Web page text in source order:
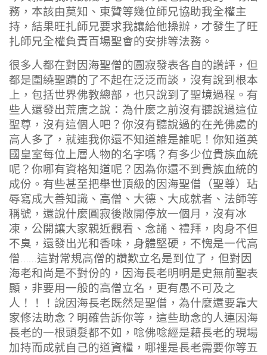
務，本該由莫知、東贊等幾位師兄協助我全權主
持，結果旺扎師兄要求我讓給他操辦，才發生了旺
扎師兄全權負責百場聖會的安排等法務。
很多人都在對因海聖僧的圓寂發表各自的讚評，但
都是圍繞聖蹟的了不起在泛泛而談，沒有說到根本
上，包括世界佛教總部，也只說到了聖境過程。有
些人還發出荒唐之說：為什麼之前沒有聽說過這位
聖尊，沒有這個人吧？你沒有聽說過的在羌佛處的
高人多了，就連我你還不知道誰是誰呢！你知道英
國皇室每位上層人物的名字嗎？有多少位貴族血統
呢？你哪有資格知道呢？因為你還不到貴族血統的
成份。有些甚至把舉世頂級的因海聖僧（聖尊）玷
辱寫成大善知識、高僧、大德、大成就者、法師等
稱號，還說什麼圓寂後敞開停放一個月，沒有冰
凍，公開讓大家親近觀看、念誦、禮拜，肉身不但
不臭，還發出光和香味，身體堅硬，不愧是一代高
僧……這對常規高僧的讚歎立名是到位了，但對因
海老和尚是不對份的，因海長老明明是史無前聖表
顯，非要用一般的高僧立名，更有愚不可及之
人！！！說因海長老既然是聖僧，為什麼還要靠大
家修法助念？明確告訴你等，這些助念的人連因海
長老的一根頭髮都不如，唸佛唸經是藉長老的現場
加持而成就自己的道資糧，哪裡是長老需要你等五